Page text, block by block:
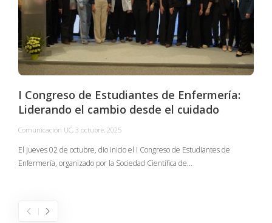
I Congreso de Estudiantes de Enfermería:
Liderando el cambio desde el cuidado
Comunicación UC, 3 octubre, 2025
El jueves 02 de octubre, dio inicio el I Congreso de Estudiantes de
Enfermería, organizado por la Sociedad Científica de…